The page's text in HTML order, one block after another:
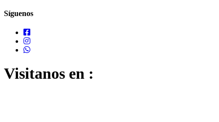
Síguenos
Visitanos en :